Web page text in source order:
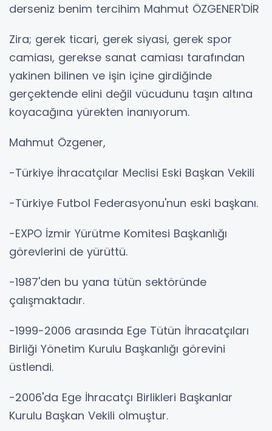
derseniz benim tercihim Mahmut ÖZGENER'DİR
Zira; gerek ticari, gerek siyasi, gerek spor
camiası, gerekse sanat camiası tarafından
yakinen bilinen ve işin içine girdiğinde
gerçektende elini değil vücudunu taşın altına
koyacağına yürekten inanıyorum.
Mahmut Özgener,
-Türkiye İhracatçılar Meclisi Eski Başkan Vekili
-Türkiye Futbol Federasyonu'nun eski başkanı.
-EXPO İzmir Yürütme Komitesi Başkanlığı
görevlerini de yürüttü.
-1987'den bu yana tütün sektöründe
çalışmaktadır.
-1999-2006 arasında Ege Tütün İhracatçıları
Birliği Yönetim Kurulu Başkanlığı görevini
üstlendi.
-2006'da Ege İhracatçı Birlikleri Başkanlar
Kurulu Başkan Vekili olmuştur.